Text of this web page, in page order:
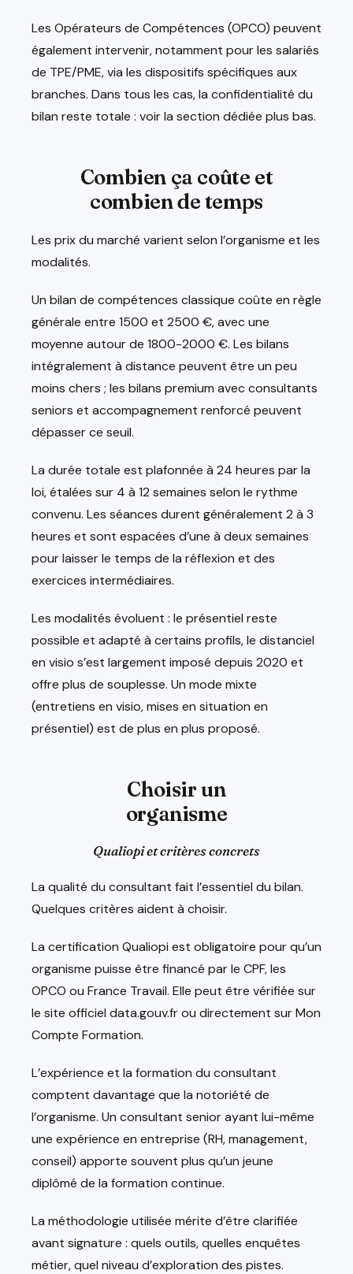
Les Opérateurs de Compétences (OPCO) peuvent
également intervenir, notamment pour les salariés
de TPE/PME, via les dispositifs spécifiques aux
branches. Dans tous les cas, la confidentialité du
bilan reste totale : voir la section dédiée plus bas.
Combien ça coûte et
combien de temps
Les prix du marché varient selon l’organisme et les
modalités.
Un bilan de compétences classique coûte en règle
générale entre 1500 et 2500 €, avec une
moyenne autour de 1800-2000 €. Les bilans
intégralement à distance peuvent être un peu
moins chers ; les bilans premium avec consultants
seniors et accompagnement renforcé peuvent
dépasser ce seuil.
La durée totale est plafonnée à 24 heures par la
loi, étalées sur 4 à 12 semaines selon le rythme
convenu. Les séances durent généralement 2 à 3
heures et sont espacées d’une à deux semaines
pour laisser le temps de la réflexion et des
exercices intermédiaires.
Les modalités évoluent : le présentiel reste
possible et adapté à certains profils, le distanciel
en visio s’est largement imposé depuis 2020 et
offre plus de souplesse. Un mode mixte
(entretiens en visio, mises en situation en
présentiel) est de plus en plus proposé.
Choisir un
organisme
Qualiopi et critères concrets
La qualité du consultant fait l’essentiel du bilan.
Quelques critères aident à choisir.
La certification Qualiopi est obligatoire pour qu’un
organisme puisse être financé par le CPF, les
OPCO ou France Travail. Elle peut être vérifiée sur
le site officiel data.gouv.fr ou directement sur Mon
Compte Formation.
L’expérience et la formation du consultant
comptent davantage que la notoriété de
l’organisme. Un consultant senior ayant lui-même
une expérience en entreprise (RH, management,
conseil) apporte souvent plus qu’un jeune
diplômé de la formation continue.
La méthodologie utilisée mérite d’être clarifiée
avant signature : quels outils, quelles enquêtes
métier, quel niveau d’exploration des pistes.